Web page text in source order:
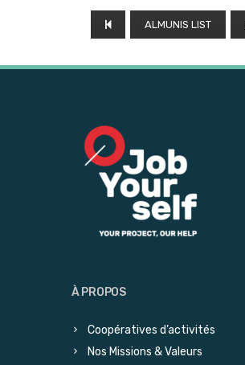
ALMUNIS LIST
À PROPOS
Coopératives d’activités
Nos Missions & Valeurs